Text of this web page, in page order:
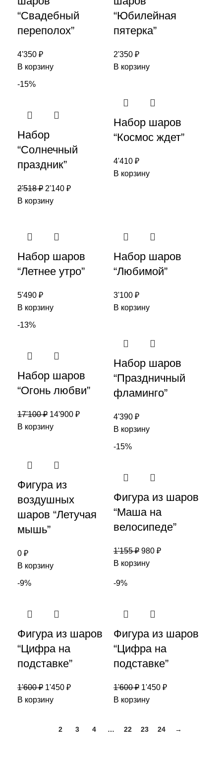
“Свадебный
переполох”
4'350 ₽
В корзину
“Юбилейная
пятерка”
2'350 ₽
В корзину
-15%
Набор
“Солнечный
праздник”
2'518₽ 2'140 ₽
В корзину
Набор шаров
“Космос ждет”
4'410 ₽
В корзину
Набор шаров
“Летнее утро”
5'490 ₽
В корзину
Набор шаров
“Любимой”
3'100 ₽
В корзину
-13%
Набор шаров
“Огонь любви”
17'100₽ 14'900 ₽
В корзину
Набор шаров
“Праздничный
фламинго”
4'390 ₽
В корзину
Фигура из
воздушных
шаров “Летучая
мышь”
0 ₽
В корзину
-15%
Фигура из шаров
“Маша на
велосипеде”
1'155₽ 980 ₽
В корзину
-9%
Фигура из шаров
“Цифра на
подставке”
1'600₽ 1'450 ₽
В корзину
-9%
Фигура из шаров
“Цифра на
подставке”
1'600₽ 1'450 ₽
В корзину
2 3 4 … 22 23 24 →